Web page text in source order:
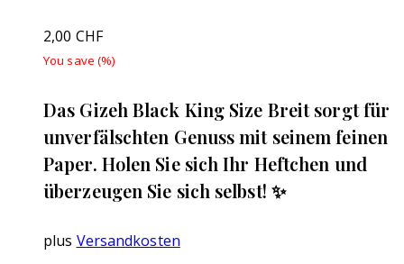
2,00 CHF
You save (%)
Das Gizeh Black King Size Breit sorgt für
unverfälschten Genuss mit seinem feinen
Paper. Holen Sie sich Ihr Heftchen und
überzeugen Sie sich selbst! ✨
plus Versandkosten